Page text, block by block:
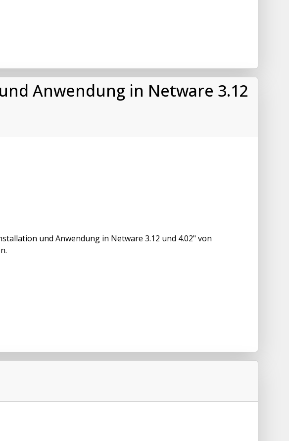
Anwendung in Netware 3.12
und Anwendung in Netware 3.12 und 4.02" von